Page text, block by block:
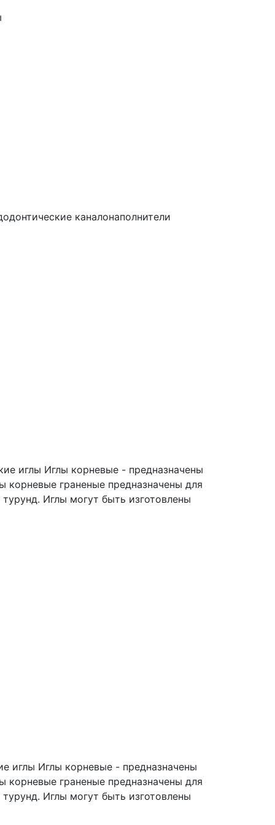
каналонаполнители
иглы Иглы корневые - предназначены
корневые граненые предназначены для
Иглы могут быть изготовлены
иглы Иглы корневые - предназначены
корневые граненые предназначены для
Иглы могут быть изготовлены